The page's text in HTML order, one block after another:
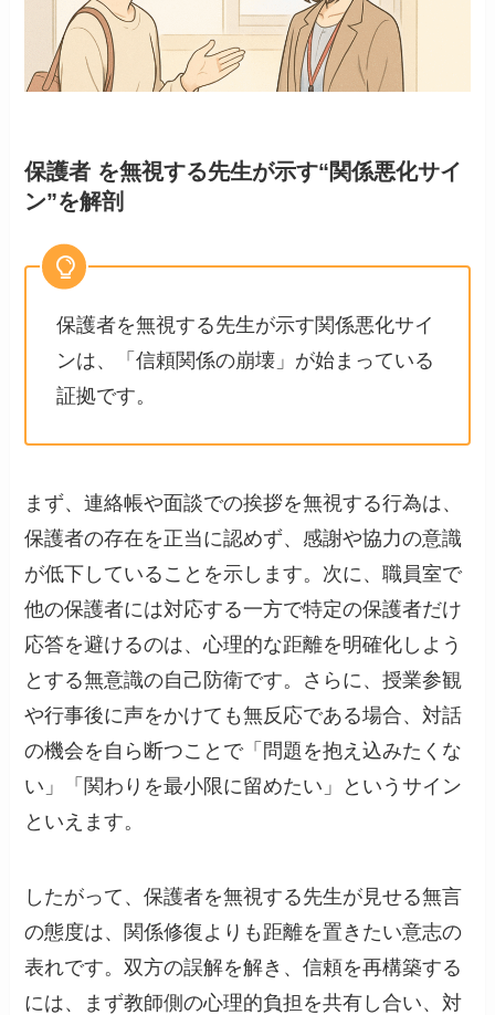
保護者 を無視する先生が示す“関係悪化サイ
ン”を解剖
保護者を無視する先生が示す関係悪化サイ
ンは、「信頼関係の崩壊」が始まっている
証拠です。
まず、連絡帳や面談での挨拶を無視する行為は、
保護者の存在を正当に認めず、感謝や協力の意識
が低下していることを示します。次に、職員室で
他の保護者には対応する一方で特定の保護者だけ
応答を避けるのは、心理的な距離を明確化しよう
とする無意識の自己防衛です。さらに、授業参観
や行事後に声をかけても無反応である場合、対話
の機会を自ら断つことで「問題を抱え込みたくな
い」「関わりを最小限に留めたい」というサイン
といえます。
したがって、保護者を無視する先生が見せる無言
の態度は、関係修復よりも距離を置きたい意志の
表れです。双方の誤解を解き、信頼を再構築する
には、まず教師側の心理的負担を共有し合い、対